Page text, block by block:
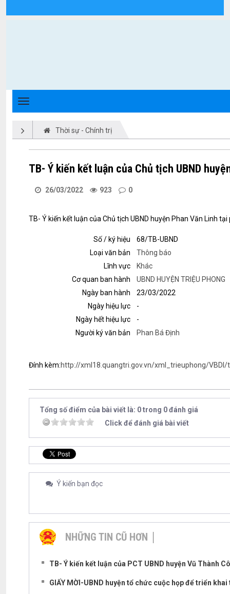
Thời sự - Chính trị
TB- Ý kiến kết luận của Chủ tịch UBND
26/03/2022 923 0
TB- Ý kiến kết luận của Chủ tịch UBND huyện Phan Văn Linh
Số / ký hiệu
68/TB-UBND
Loại văn bản
Thông báo
Lĩnh vực
Khác
Cơ quan ban hành
UBND HUYỆN TRIỆU PHONG
Ngày ban hành
23/03/2022
Ngày hiệu lực
-
Ngày hết hiệu lực
-
Người ký văn bản
Phan Bá Định
Đính kèm:http://xml18.quangtri.gov.vn/xml_trieuphong/
Tổng số điểm của bài viết là: 0 trong 0 đánh giá
Click để đánh giá bài viết
Ý kiến bạn đọc
NHỮNG TIN CŨ HƠN
TB- Ý kiến kết luận của PCT UBND huyện Vũ Thành
GIẤY MỜI-UBND huyện tổ chức cuộc họp để triển